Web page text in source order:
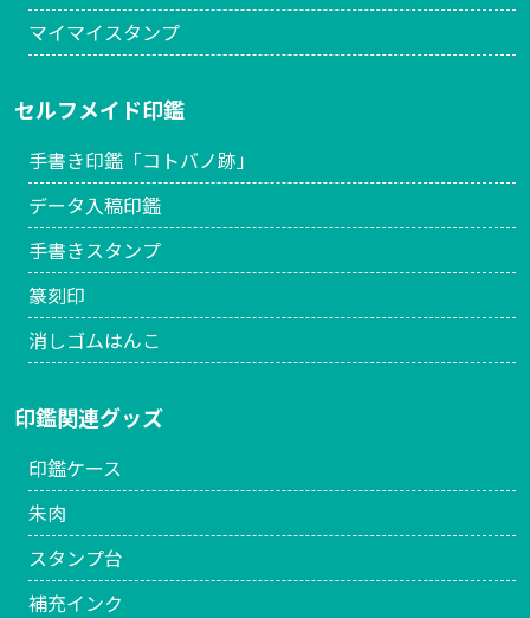
マイマイスタンプ
セルフメイド印鑑
手書き印鑑「コトバノ跡」
データ入稿印鑑
手書きスタンプ
篆刻印
消しゴムはんこ
印鑑関連グッズ
印鑑ケース
朱肉
スタンプ台
補充インク